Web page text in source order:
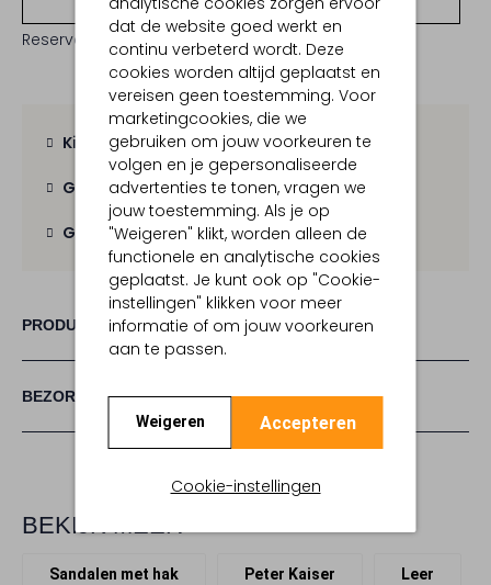
dat de website goed werkt en
continu verbeterd wordt. Deze
cookies worden altijd geplaatst en
vereisen geen toestemming. Voor
marketingcookies, die we
gebruiken om jouw voorkeuren te
volgen en je gepersonaliseerde
advertenties te tonen, vragen we
jouw toestemming. Als je op
"Weigeren" klikt, worden alleen de
functionele en analytische cookies
geplaatst. Je kunt ook op "Cookie-
instellingen" klikken voor meer
informatie of om jouw voorkeuren
aan te passen.
Weigeren Accepteren
Cookie-instellingen
Reserveer direct in een van onze 19 boutiques
Kies zelf je bezorgmoment
Gratis verzending vanaf € 100,-
Gratis retourbinnen 30 dagen
PRODUCT INFORMATIE
BEZORGEN & RETOURNEREN
BEKIJK MEER
Sandalen met hak Peter Kaiser Leer